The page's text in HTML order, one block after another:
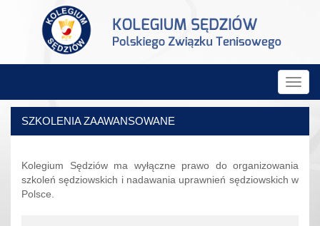
SZKOLENIA ZAAWANSOWANE
Kolegium Sędziów ma wyłączne prawo do organizowania
szkoleń sędziowskich i nadawania uprawnień sędziowskich w
Polsce.